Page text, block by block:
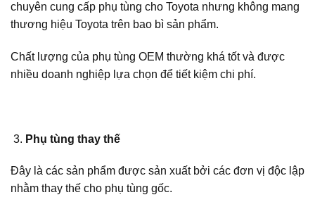
chuyên cung cấp phụ tùng cho Toyota nhưng không mang
thương hiệu Toyota trên bao bì sản phẩm.
Chất lượng của phụ tùng OEM thường khá tốt và được
nhiều doanh nghiệp lựa chọn để tiết kiệm chi phí.
Phụ tùng thay thế
Đây là các sản phẩm được sản xuất bởi các đơn vị độc lập
nhằm thay thế cho phụ tùng gốc.